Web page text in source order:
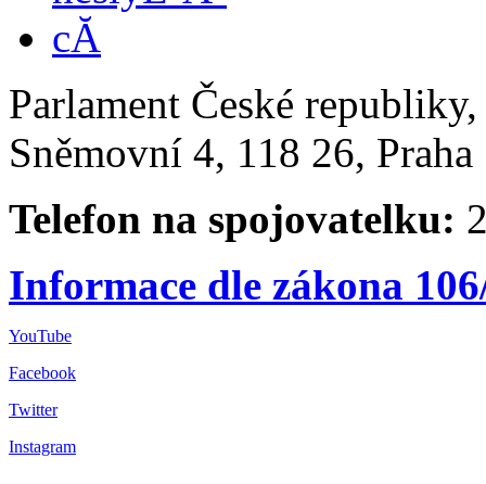
Parlament České
Sněmovní 4, 118 26,
Telefon na spojovatelku:
Informace dle zákona
YouTube
Facebook
Twitter
Instagram